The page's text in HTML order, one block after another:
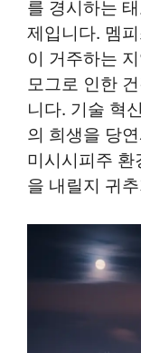
를 경시하는
제입니다. 멤
이 거주하는
모그로 인한
니다. 기술 혁
의 희생을 당
미시시피주 환
을 내릴지 귀